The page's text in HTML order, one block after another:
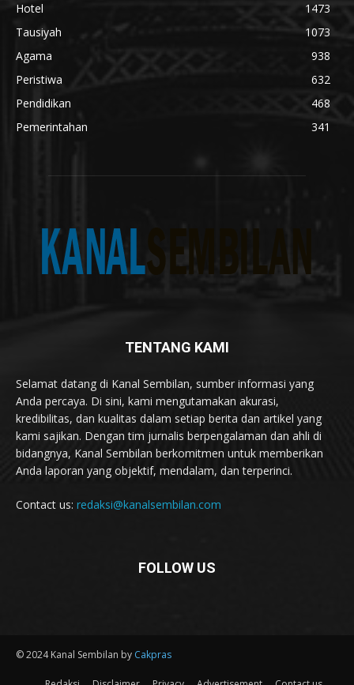
Hotel
1473
Tausiyah
1073
Agama
938
Peristiwa
632
Pendidikan
468
Pemerintahan
341
TENTANG KAMI
Selamat datang di Kanal Sembilan, sumber informasi yang
Anda percaya. Di sini, kami mengutamakan akurasi,
kredibilitas, dan kualitas dalam setiap berita dan artikel yang
kami sajikan. Dengan tim jurnalis berpengalaman dan ahli di
bidangnya, Kanal Sembilan berkomitmen untuk memberikan
Anda laporan yang objektif, mendalam, dan terperinci.
Contact us: redaksi@kanalsembilan.com
FOLLOW US
© 2024 Kanal Sembilan by Cakpras